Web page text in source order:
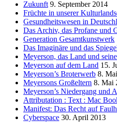
Zukunft 9. September 2014
Früchte in unserer
Gesundheitswesen in
Das Archiv, das Profane und
Generation Gesamtkunstwerk
Das Imaginäre und das
Meyerson, das Land und
Meyerson auf dem Land 15.
Meyerson’s Broterwerb 8.
Meyersons Großeltern 8. Mai
Meyerson’s Niedergang und
Attributation : Text : Mac
Manifest: Das Recht auf
Cyberspace 30. April 2013